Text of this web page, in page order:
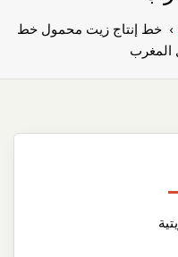
بك › خط إنتاج زيت محمول خط
المغرب